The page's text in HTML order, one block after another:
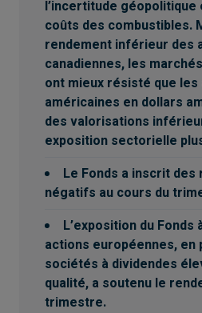
l’incertitude géopolitique
coûts des combustibles.
rendement inférieur des
canadiennes, les
ont mieux résisté que les
américaines en dollars
des valorisations
exposition sectorielle
Le Fonds a inscrit des
négatifs au cours du
L’exposition du Fonds
actions européennes, en
sociétés à dividendes
qualité, a soutenu le
trimestre.